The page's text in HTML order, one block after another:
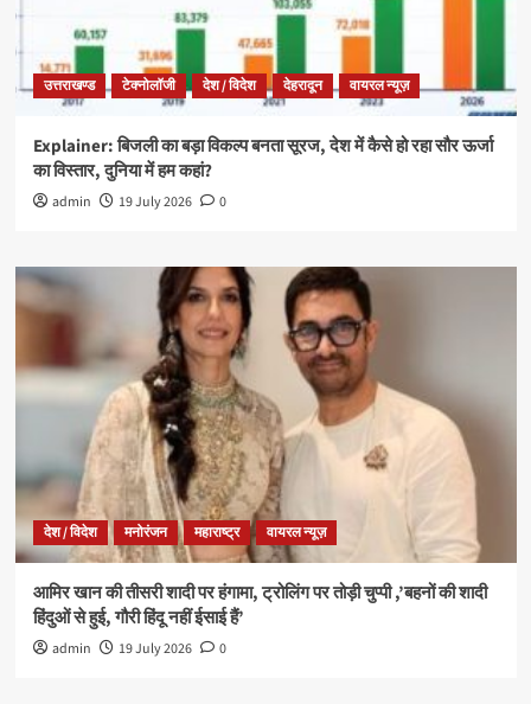
उत्तराखण्ड टेक्नोलॉजी देश / विदेश देहरादून वायरल न्यूज़
Explainer: बिजली का बड़ा विकल्प बनता सूरज, देश में कैसे हो रहा सौर ऊर्जा
का विस्तार, दुनिया में हम कहां?
admin 19 July 2026 0
देश / विदेश मनोरंजन महाराष्ट्र वायरल न्यूज़
आमिर खान की तीसरी शादी पर हंगामा, ट्रोलिंग पर तोड़ी चुप्पी ,’बहनों की शादी
हिंदुओं से हुई, गौरी हिंदू नहीं ईसाई हैं’
admin 19 July 2026 0